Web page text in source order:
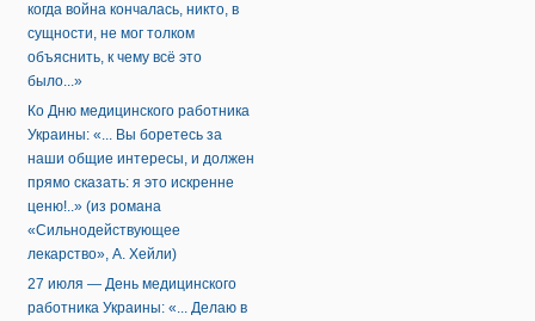
когда война кончалась, никто, в
сущности, не мог толком
объяснить, к чему всё это
было...»
Ко Дню медицинского работника
Украины: «... Вы боретесь за
наши общие интересы, и должен
прямо сказать: я это искренне
ценю!..» (из романа
«Сильнодействующее
лекарство», А. Хейли)
27 июля — День медицинского
работника Украины: «... Делаю в